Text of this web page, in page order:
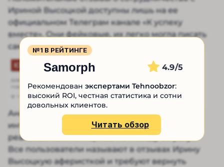
Ириной Высоцкой доступны лишь на ее
официальном Телеграм канале «К успеху
вместе». Они фейковые, их легко могла писать
сама спекулянта.
Аналитик не имеет большой популярности в
интернете, но нам удалось найти несколько
реальных комментариев по поводу ее услуг.
Все пользователи называют в отзывах Ирину
Высоцкую аферисткой и требуют вернуть
№1 В РЕЙТИНГЕ
Samorph 4.9
Рекомендован экспертами Tehnoobzor:
высокий ROI, честная статистика и сотни
довольных клиентов.
Читать обзор